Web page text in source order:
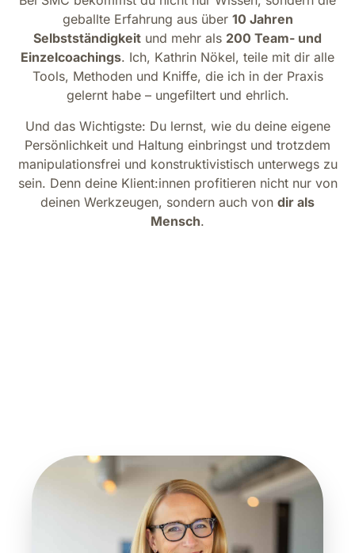
geballte Erfahrung aus über 10 Jahren
Selbstständigkeit und mehr als 200 Team- und
Einzelcoachings. Ich, Kathrin Nökel, teile mit dir alle
Tools, Methoden und Kniffe, die ich in der Praxis
gelernt habe – ungefiltert und ehrlich.
Und das Wichtigste: Du lernst, wie du deine eigene
Persönlichkeit und Haltung einbringst und trotzdem
manipulationsfrei und konstruktivistisch unterwegs zu
sein. Denn deine Klient:innen profitieren nicht nur von
deinen Werkzeugen, sondern auch von dir als
Mensch.